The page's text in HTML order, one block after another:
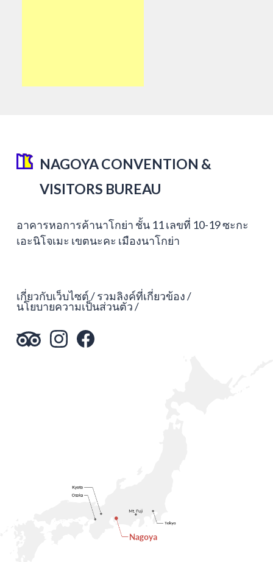
NAGOYA CONVENTION &
VISITORS BUREAU
อาคารหอการค้านาโกย่า ชั้น 11 เลขที่ 10-19 ซะกะ
เอะนิโจเมะ เขตนะคะ เมืองนาโกย่า
เกี่ยวกับเว็บไซต์ รวมลิงค์ที่เกี่ยวข้อง
นโยบายความเป็นส่วนตัว